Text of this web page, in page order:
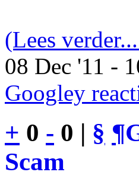
(Lees
08 Dec '11 -
Googley
+ 0 - 0 | § ¶
Scam